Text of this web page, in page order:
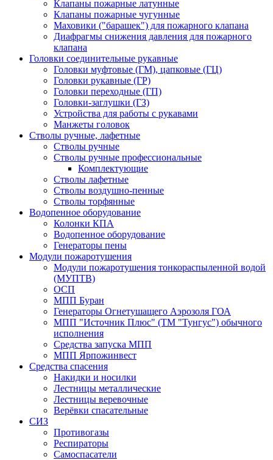
Клапаны пожарные латунные
Клапаны пожарные чугунные
Маховики ("барашек") для пожарного клапана
Диафрагмы снижения давления для пожарного
клапана
Головки соединительные рукавные
Головки муфтовые (ГМ), цапковые (ГЦ)
Головки рукавные (ГР)
Головки переходные (ГП)
Головки-заглушки (ГЗ)
Устройства для работы с рукавами
Манжеты головок
Стволы ручные, лафетные
Стволы ручные
Стволы ручные профессиональные
Комплектующие
Стволы лафетные
Стволы воздушно-пенные
Стволы торфянные
Водопенное оборудование
Колонки КПА
Водопенное оборудование
Генераторы пены
Модули пожаротушения
Модули пожаротушения тонкораспыленной водой
(МУПТВ)
ОСП
МПП Буран
Генераторы Огнетушащего Аэрозоля ГОА
МПП "Источник Плюс" (ТМ "Тунгус") обычного
исполнения
Средства запуска МПП
МПП Ярпожинвест
Средства спасения
Накидки и носилки
Лестницы металлические
Лестницы веревочные
Верёвки спасательные
СИЗ
Противогазы
Респираторы
Самоспасатели